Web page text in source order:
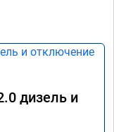
дизель и